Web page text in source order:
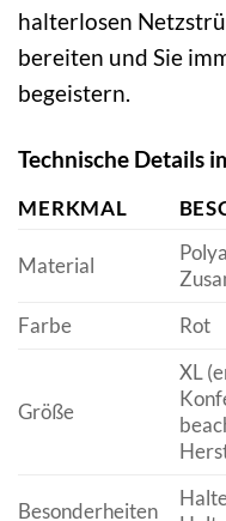
halterlosen
bereiten und Sie
begeistern.
Technische Details
MERKMAL
Material
Farbe
Rot
Größe
XL
Besonderheiten